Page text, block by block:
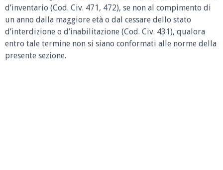
d’inventario (Cod. Civ. 471, 472), se non al compimento di
un anno dalla maggiore età o dal cessare dello stato
d’interdizione o d’inabilitazione (Cod. Civ. 431), qualora
entro tale termine non si siano conformati alle norme della
presente sezione.